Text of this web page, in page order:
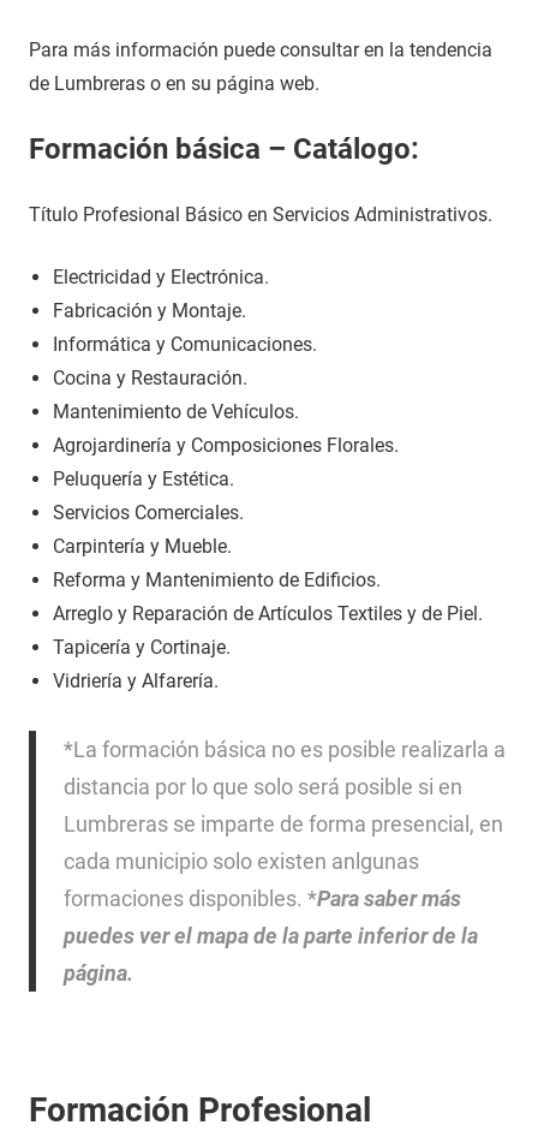
Para más información puede consultar en la tendencia
de Lumbreras o en su página web.
Formación básica – Catálogo:
Título Profesional Básico en Servicios Administrativos.
Electricidad y Electrónica.
Fabricación y Montaje.
Informática y Comunicaciones.
Cocina y Restauración.
Mantenimiento de Vehículos.
Agrojardinería y Composiciones Florales.
Peluquería y Estética.
Servicios Comerciales.
Carpintería y Mueble.
Reforma y Mantenimiento de Edificios.
Arreglo y Reparación de Artículos Textiles y de Piel.
Tapicería y Cortinaje.
Vidriería y Alfarería.
*La formación básica no es posible realizarla a
distancia por lo que solo será posible si en
Lumbreras se imparte de forma presencial, en
cada municipio solo existen anlgunas
formaciones disponibles. *Para saber más
puedes ver el mapa de la parte inferior de la
página.
Formación Profesional